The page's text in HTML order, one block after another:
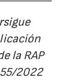
la RAP
2022